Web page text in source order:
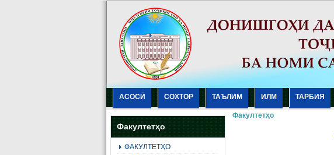
АСОСӢ СОХТОР ТАЪЛИМ ИЛМ ТАРБИЯ
Факултетҳо
ФАКУЛТЕТҲО
Факултетҳо